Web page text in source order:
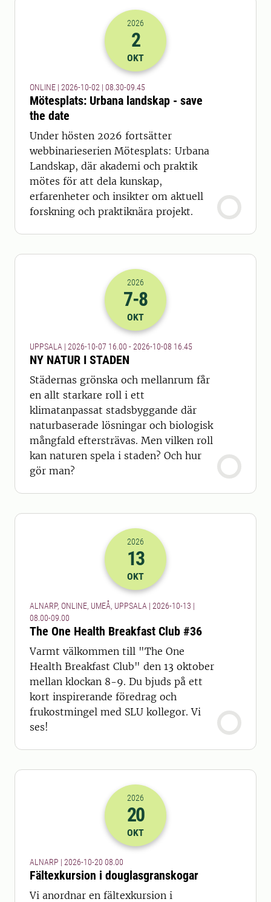
2026-02-10 06:30
2026
2
OKT
ONLINE | 2026-10-02 | 08.30-09.45
Mötesplats: Urbana landskap - save
the date
Under hösten 2026 fortsätter
webbinarieserien Mötesplats: Urbana
Landskap, där akademi och praktik
mötes för att dela kunskap,
erfarenheter och insikter om aktuell
forskning och praktiknära projekt.
2026-07-10 14:00
2026
7-8
OKT
UPPSALA | 2026-10-07 16.00 - 2026-10-08 16.45
NY NATUR I STADEN
Städernas grönska och mellanrum får
en allt starkare roll i ett
klimatanpassat stadsbyggande där
naturbaserade lösningar och biologisk
mångfald eftersträvas. Men vilken roll
kan naturen spela i staden? Och hur
gör man?
2026-13-10 06:00
2026
13
OKT
ALNARP, ONLINE, UMEÅ, UPPSALA | 2026-10-13 |
08.00-09.00
The One Health Breakfast Club #36
Varmt välkommen till "The One
Health Breakfast Club" den 13 oktober
mellan klockan 8-9. Du bjuds på ett
kort inspirerande föredrag och
frukostmingel med SLU kollegor. Vi
ses!
2026-20-10 06:00
2026
20
OKT
ALNARP | 2026-10-20 08.00
Fältexkursion i douglasgranskogar
Vi anordnar en fältexkursion i